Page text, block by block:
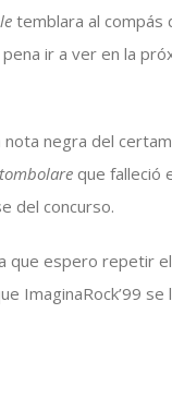
temblara al compás
ir a ver en la
negra del
que falleció
del concurso.
que espero repetir
ImaginaRock’99 se